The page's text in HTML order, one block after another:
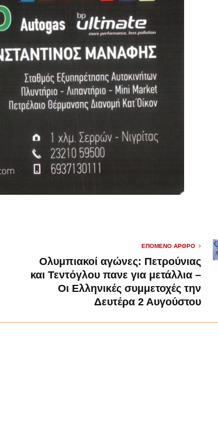
ΕΠΌΜΕΝΟ ΆΡΘΡΟ
Ολυμπιακοί αγώνες: Πετρούνιας
και Τεντόγλου πανε για μετάλλια –
Οι Ελληνικές συμμετοχές την
Δευτέρα 2 Αυγούστου